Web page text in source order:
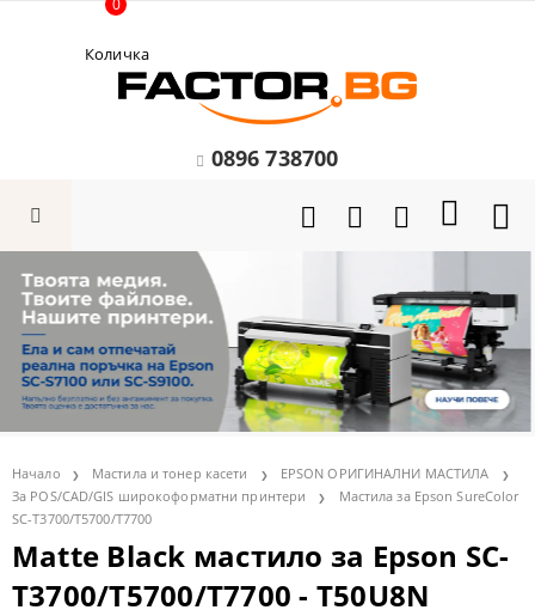
Количка
0
0896 738700
Начало Мастила и тонер касети
EPSON ОРИГИНАЛНИ МАСТИЛА
За POS/CAD/GIS широкоформатни принтери
Мастила за Epson SureColor
SC-T3700/T5700/T7700
Matte Black мастило за Epson SC-
T3700/T5700/T7700 - T50U8N